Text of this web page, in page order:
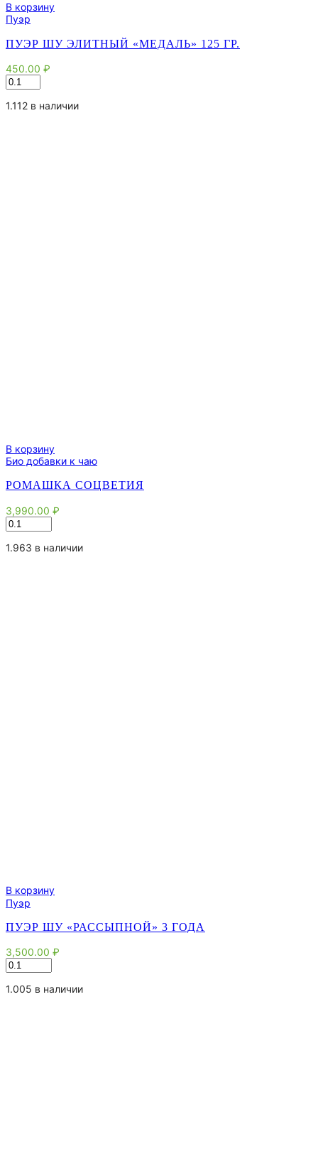
В корзину
Пуэр
ПУЭР ШУ ЭЛИТНЫЙ «МЕДАЛЬ» 125 ГР.
450.00 ₽
Количество
товара
Пуэр
1.112 в наличии
В корзину
Био добавки к чаю
РОМАШКА СОЦВЕТИЯ
3,990.00 ₽
Количество
товара
Ромашка
1.963 в наличии
В корзину
Пуэр
ПУЭР ШУ «РАССЫПНОЙ» 3 ГОДА
3,500.00 ₽
Количество
товара
Пуэр
1.005 в наличии